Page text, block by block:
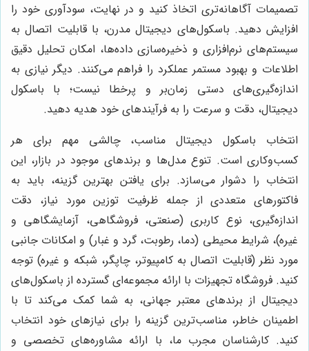
تصمیمات آگاهانه‌تری اتخاذ کنید و در نهایت، سودآوری خود را
افزایش دهید. باسکول‌های دیجیتال مدرن، با قابلیت اتصال به
سیستم‌های نرم‌افزاری و ذخیره‌سازی داده‌ها، امکان تحلیل دقیق
اطلاعات و بهبود مستمر عملکرد را فراهم می‌کنند. دیگر نیازی به
اندازه‌گیری‌های دستی زمان‌بر و پرخطا نیست؛ با باسکول
دیجیتال، دقت و سرعت را به فرآیندهای خود هدیه دهید.
انتخاب باسکول دیجیتال مناسب، چالشی مهم برای هر
کسب‌وکاری است. تنوع مدل‌ها و برندهای موجود در بازار، این
انتخاب را دشوار می‌سازد. برای یافتن بهترین گزینه، باید به
فاکتورهای متعددی از جمله ظرفیت توزین مورد نیاز، دقت
اندازه‌گیری، نوع کاربری (صنعتی، فروشگاهی، آزمایشگاهی و
غیره)، شرایط محیطی (دما، رطوبت، گرد و غبار) و امکانات جانبی
مورد نظر (قابلیت اتصال به کامپیوتر، چاپگر، شبکه و غیره) توجه
کنید. فروشگاه تجهیزات با ارائه مجموعه‌ای گسترده از باسکول‌های
دیجیتال از برندهای معتبر جهانی، به شما کمک می‌کند تا با
اطمینان خاطر، مناسب‌ترین گزینه را برای نیازهای خود انتخاب
کنید. کارشناسان مجرب ما، با ارائه مشاوره‌های تخصصی و